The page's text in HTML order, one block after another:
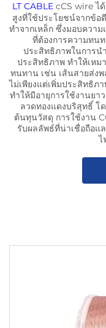
LT CABLE cCS wire ไ
สูงที่ใช้ประโยชน์จากข้อ
ทำจากเหล็ก ซึ่งมอบควา
ที่ต้องการความทน
ประสิทธิภาพในการน
ประสิทธิภาพ ทำให้เห
ทนทาน เช่น เส้นสายส่ง
ไม่เพียงแต่เพิ่มประสิทธิภ
ทำให้มีอายุการใช้งานยา
ลวดทองแดงบริสุทธิ์ โ
ต้นทุนวัสดุ การใช้งาน
รับผลลัพธ์ที่น่าเชื่อถือแ
ไ